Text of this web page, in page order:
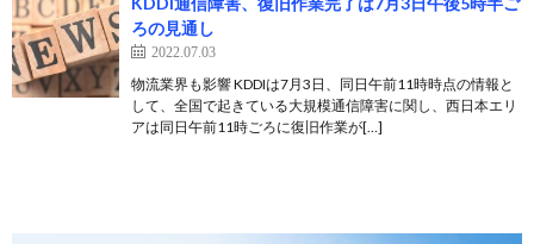
ろの見通し
2022.07.03
物流業界も影響 KDDIは7月3日、同日午前11時時点の情報と
して、全国で起きている大規模通信障害に関し、西日本エリ
アは同日午前11時ごろに復旧作業が[…]